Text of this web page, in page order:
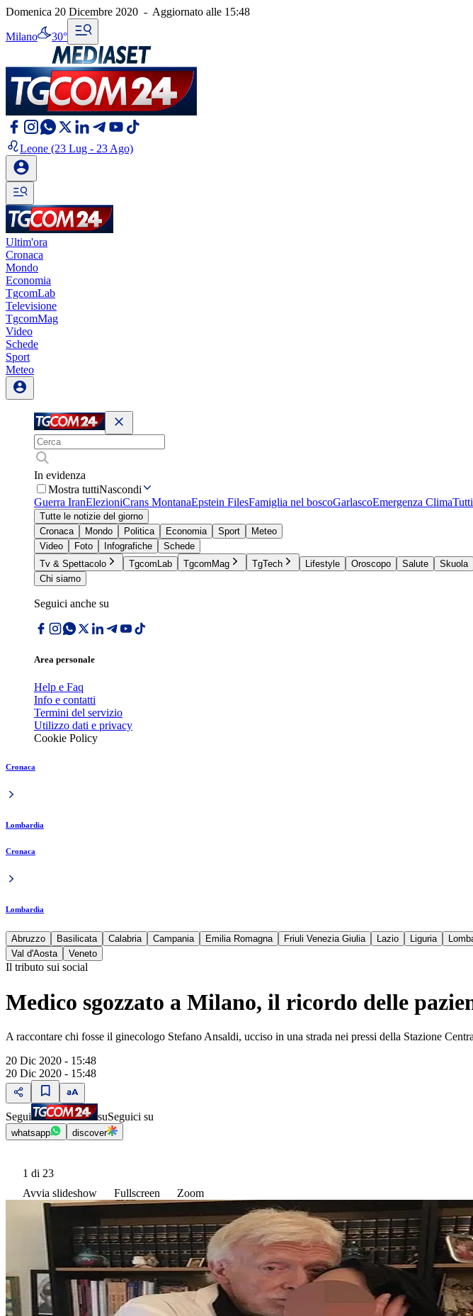
Domenica 20 Dicembre 2020 - Aggiornato alle 15:48
Milano 30°
Leone (23 Lug - 23 Ago)
Ultim'ora
Cronaca
Mondo
Economia
TgcomLab
Televisione
TgcomMag
Video
Schede
Sport
Meteo
In evidenza
Mostra tuttiNascondi
Guerra IranElezioniCrans MontanaEpstein FilesFamiglia nel boscoGarlascoEmergenza Clima
Tutte le notizie del giorno
Cronaca
Mondo Politica Economia Sport
Meteo
Video
Foto Infografiche
Schede
Tv & Spettacolo
TgcomLab TgcomMag TgTech Lifestyle Oroscopo Salute Skuola
Chi siamo
Seguici anche su
Area personale
Help e Faq
Info e contatti
Termini del servizio
Utilizzo dati e privacy
Cookie Policy
Cronaca
Lombardia
Cronaca
Lombardia
Abruzzo Basilicata Calabria Campania Emilia Romagna Friuli Venezia Giulia Lazio Liguria
Val d'Aosta
Veneto
Il tributo sui social
Medico sgozzato a Milano, il ricordo delle
A raccontare chi fosse il ginecologo Stefano Ansaldi, ucciso in una strada nei pressi della Stazione
20 Dic 2020 - 15:48
20 Dic 2020 - 15:48
Segui suSeguici su
whatsapp discover
1 di 23
Avvia slideshow
Fullscreen Zoom